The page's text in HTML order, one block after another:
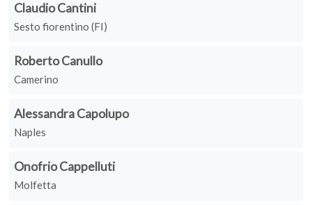
Claudio Cantini
Sesto fiorentino (FI)
Roberto Canullo
Camerino
Alessandra Capolupo
Naples
Onofrio Cappelluti
Molfetta